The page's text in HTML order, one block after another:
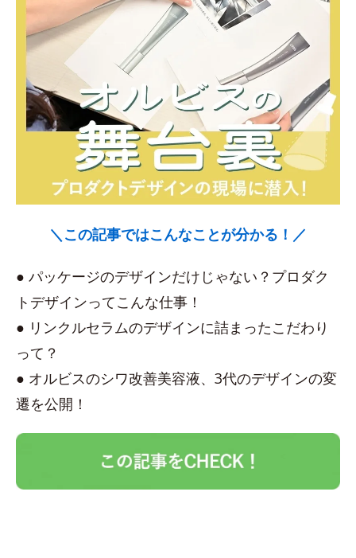
＼この記事ではこんなことが分かる！／
● パッケージのデザインだけじゃない？プロダク
トデザインってこんな仕事！
● リンクルセラムのデザインに詰まったこだわり
って？
● オルビスのシワ改善美容液、3代のデザインの変
遷を公開！